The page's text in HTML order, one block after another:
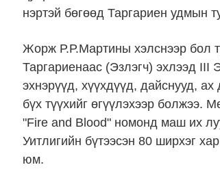
нэртэй бөгөөд Таргариен удмын
Жорж Р.Р.Мартины хэлснээр бол
Таргариенаас (Эзлэгч) эхлээд III
эхнэрүүд, хүүхдүүд, дайснууд,
бүх түүхийг өгүүлэхээр болжээ.
"Fire and Blood" номонд маш их
Уитлигийн бүтээсэн 80 ширхэг
юм.